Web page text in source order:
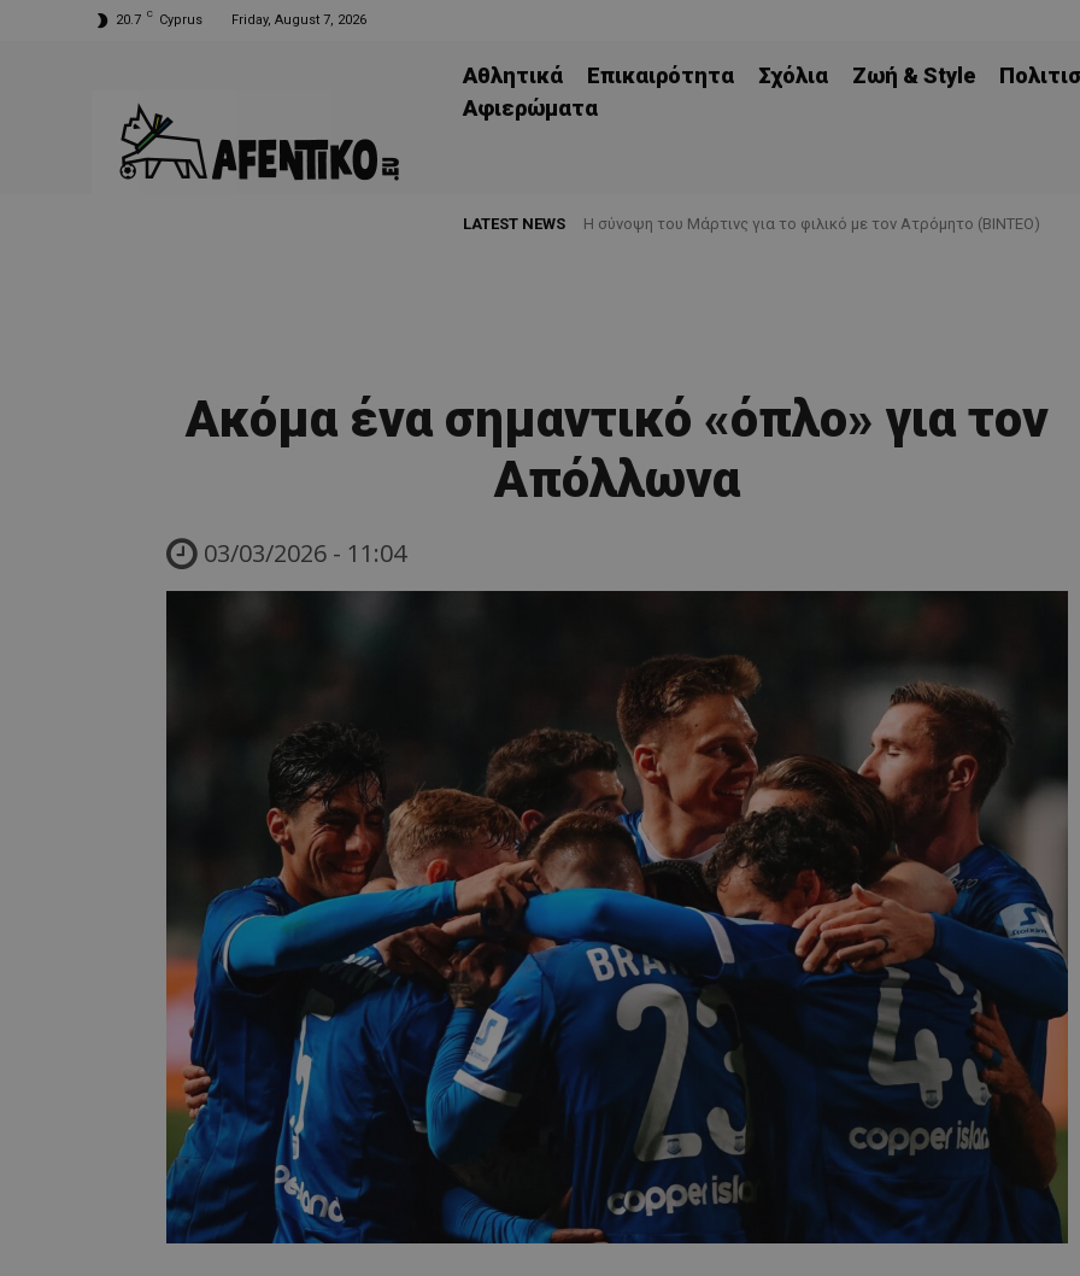
20.7 C Cyprus Friday, August 7, 2026
Αθλητικά Επικαιρότητα Σχόλια Ζωή & Style
Aφιερώματα
LATEST NEWS H σύνοψη του Μάρτινς για το φιλικό με τον Ατρόμητο (ΒΙΝΤΕΟ)
Ακόμα ένα σημαντικό «όπλο» για τον
Απόλλωνα
03/03/2026 - 11:04